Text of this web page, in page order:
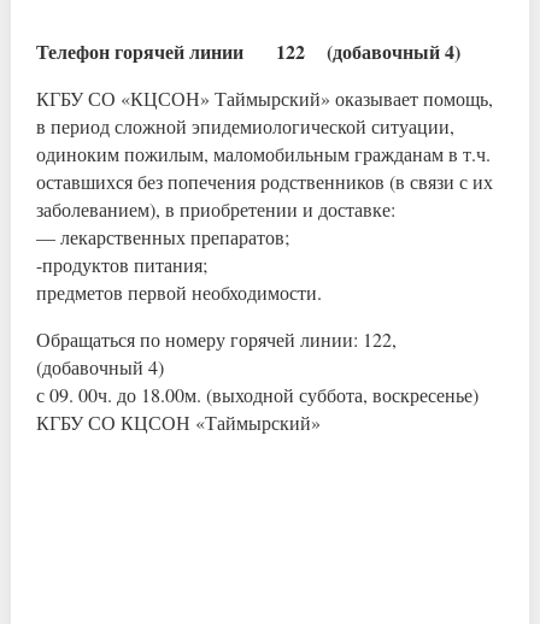
Телефон горячей линии 122 (добавочный 4)
КГБУ СО «КЦСОН» Таймырский» оказывает помощь,
в период сложной эпидемиологической ситуации,
одиноким пожилым, маломобильным гражданам в т.ч.
оставшихся без попечения родственников (в связи с их
заболеванием), в приобретении и доставке:
— лекарственных препаратов;
-продуктов питания;
предметов первой необходимости.
Обращаться по номеру горячей линии: 122,
(добавочный 4)
с 09. 00ч. до 18.00м. (выходной суббота, воскресенье)
КГБУ СО КЦСОН «Таймырский»